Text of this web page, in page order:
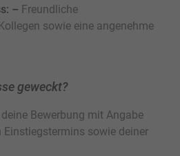
– Freundliche
sowie eine angenehme
geweckt?
Bewerbung mit Angabe
sowie deiner